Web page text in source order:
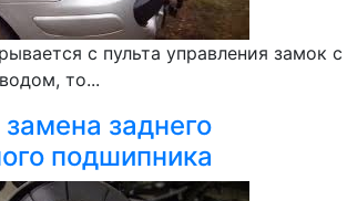
с пульта управления замок с
то...
заднего
подшипника